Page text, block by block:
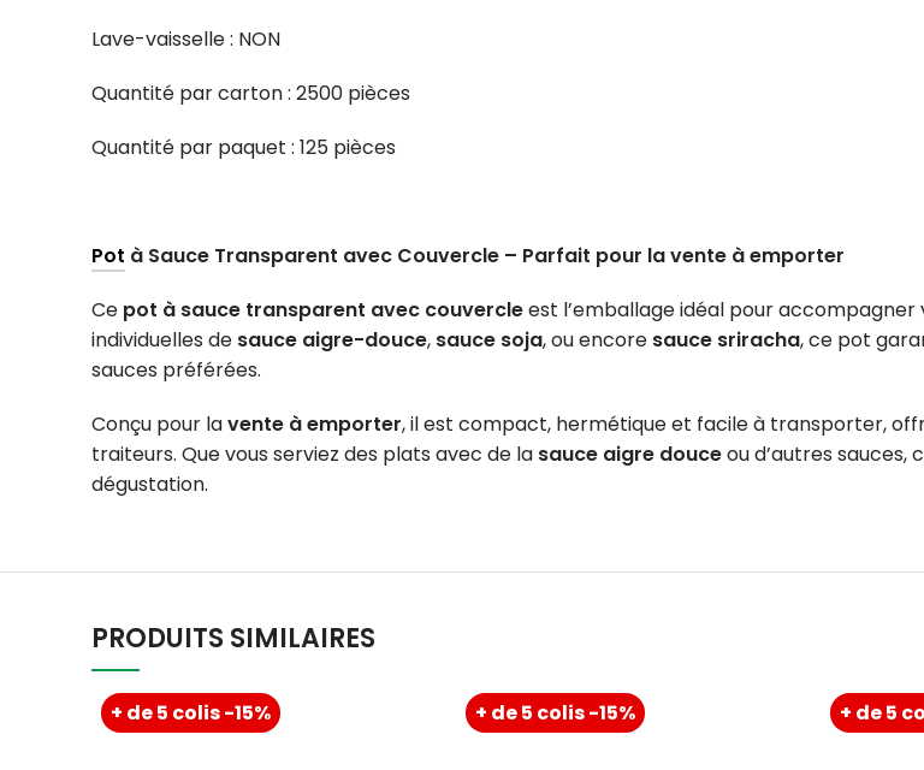
Lave-vaisselle : NON
Quantité par carton : 2500 pièces
Quantité par paquet : 125 pièces
Pot à Sauce Transparent avec Couvercle – Parfait pour la vente à emporter
Ce pot à sauce transparent avec couvercleest l’emballage idéal pour accompagner
individuelles de sauce aigre-douce, sauce soja, ou encore sauce sriracha, ce pot
sauces préférées.
Conçu pour lavente à emporter, il est compact, hermétique et facile à transporter,
traiteurs. Que vous serviez des plats avec de la sauce aigre douceou d’autres sauces,
dégustation.
PRODUITS SIMILAIRES
+ de 5 colis -15% + de 5 colis -15% + de 5